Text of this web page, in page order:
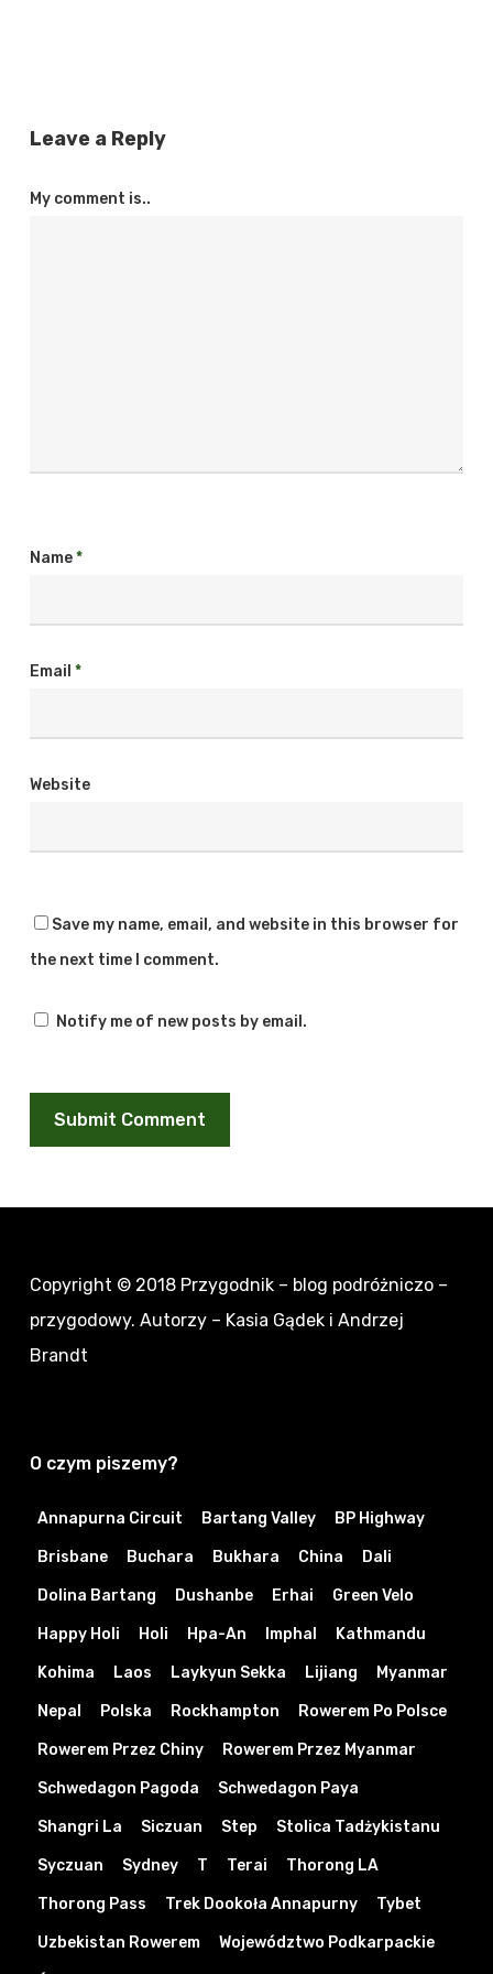
Leave a Reply
My comment is..
Name*
Email *
Website
Save my name, email, and website in this browser for
the next time I comment.
Notify me of new posts by email.
Copyright © 2018 Przygodnik – blog podróżniczo –
przygodowy. Autorzy – Kasia Gądek i Andrzej
Brandt
O czym piszemy?
Annapurna Circuit Bartang Valley BP Highway
Brisbane Buchara Bukhara China Dali
Dolina Bartang Dushanbe Erhai Green Velo
Happy Holi Holi Hpa-An Imphal Kathmandu
Kohima Laos Laykyun Sekka Lijiang Myanmar
Nepal Polska Rockhampton Rowerem Po Polsce
Rowerem Przez Chiny Rowerem Przez Myanmar
Schwedagon Pagoda Schwedagon Paya
Shangri La Siczuan Step Stolica Tadżykistanu
Syczuan Sydney T Terai Thorong LA
Thorong Pass Trek Dookoła Annapurny Tybet
Uzbekistan Rowerem Województwo Podkarpackie